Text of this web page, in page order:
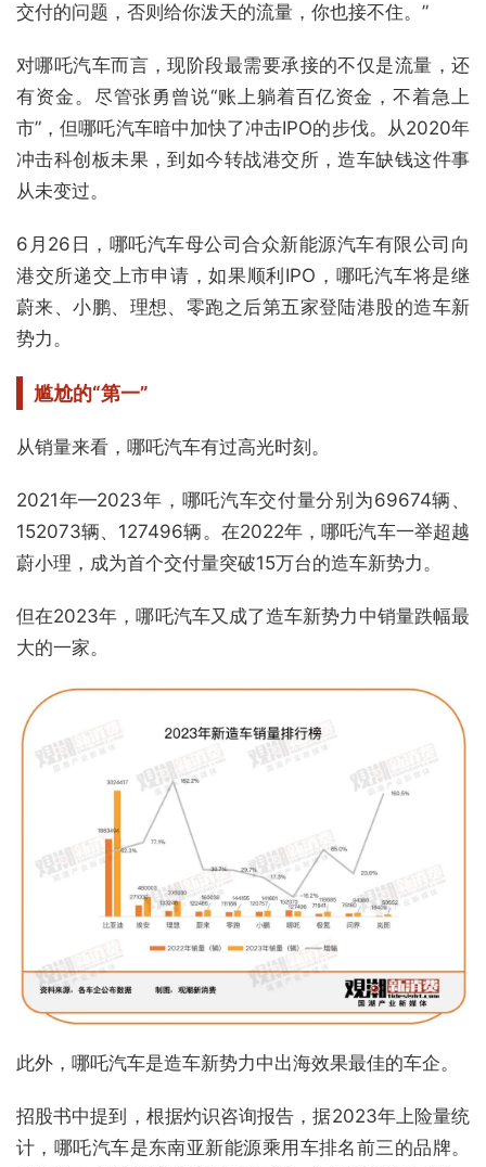
交付的问题，否则给你泼天的流量，你也接不住。”
对哪吒汽车而言，现阶段最需要承接的不仅是流量，还
有资金。尽管张勇曾说“账上躺着百亿资金，不着急上
市”，但哪吒汽车暗中加快了冲击IPO的步伐。从2020年
冲击科创板未果，到如今转战港交所，造车缺钱这件事
从未变过。
6月26日，哪吒汽车母公司合众新能源汽车有限公司向
港交所递交上市申请，如果顺利IPO，哪吒汽车将是继
蔚来、小鹏、理想、零跑之后第五家登陆港股的造车新
势力。
尴尬的“第一”
从销量来看，哪吒汽车有过高光时刻。
2021年—2023年，哪吒汽车交付量分别为69674辆、
152073辆、127496辆。在2022年，哪吒汽车一举超越
蔚小理，成为首个交付量突破15万台的造车新势力。
但在2023年，哪吒汽车又成了造车新势力中销量跌幅最
大的一家。
此外，哪吒汽车是造车新势力中出海效果最佳的车企。
招股书中提到，根据灼识咨询报告，据2023年上险量统
计，哪吒汽车是东南亚新能源乘用车排名前三的品牌。